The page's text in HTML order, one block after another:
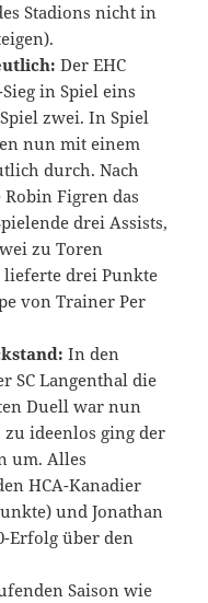
Stadions nicht in
Der EHC
in Spiel eins
zwei. In Spiel
nun mit einem
durch. Nach
Figren das
drei Assists,
zu Toren
lieferte drei Punkte
von Trainer Per
In den
SC Langenthal die
Duell war nun
ideenlos ging der
um. Alles
HCA-Kanadier
und Jonathan
Erfolg über den
Saison wie